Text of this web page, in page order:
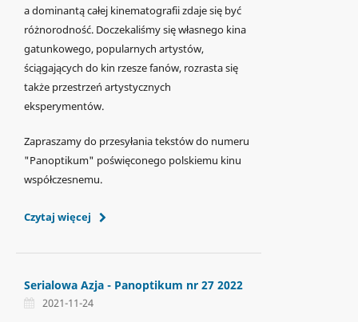
a dominantą całej kinematografii zdaje się być
różnorodność. Doczekaliśmy się własnego kina
gatunkowego, popularnych artystów,
ściągających do kin rzesze fanów, rozrasta się
także przestrzeń artystycznych
eksperymentów.
Zapraszamy do przesyłania tekstów do numeru
"Panoptikum" poświęconego polskiemu kinu
współczesnemu.
Czytaj więcej
Serialowa Azja - Panoptikum nr 27 2022
2021-11-24